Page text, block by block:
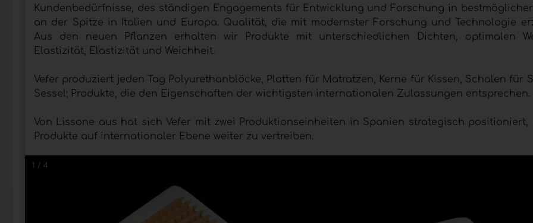
Kundenbedürfnisse, des ständigen Engagements für Entwicklung und Forschung in
an der Spitze in Italien und Europa. Qualität, die mit modernster Forschung und Technologie
Aus den neuen Pflanzen erhalten wir Produkte mit unterschiedlichen Dichten, optimalen
Elastizität, Elastizität und Weichheit.
Vefer produziert jeden Tag Polyurethanblöcke, Platten für Matratzen, Kerne für Kissen, Schalen für
Sessel; Produkte, die den Eigenschaften der wichtigsten internationalen Zulassungen entsprechen.
Von Lissone aus hat sich Vefer mit zwei Produktionseinheiten in Spanien strategisch positioniert,
Produkte auf internationaler Ebene weiter zu vertreiben.
1 / 4